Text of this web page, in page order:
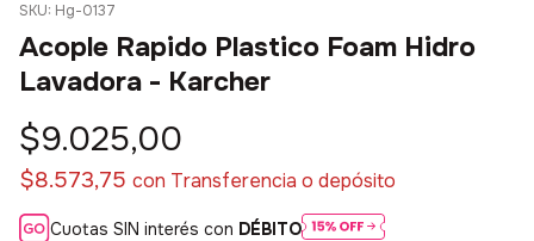
SKU: Hg-0137
Acople Rapido Plastico Foam Hidro
Lavadora - Karcher
$9.025,00
$8.573,75 con Transferencia o depósito
Cuotas SIN interés con DÉBITO